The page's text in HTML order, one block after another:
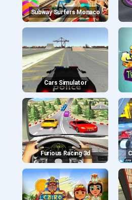
Subway Surfers Monaco
Cars Simulator
Furious Racing 3d